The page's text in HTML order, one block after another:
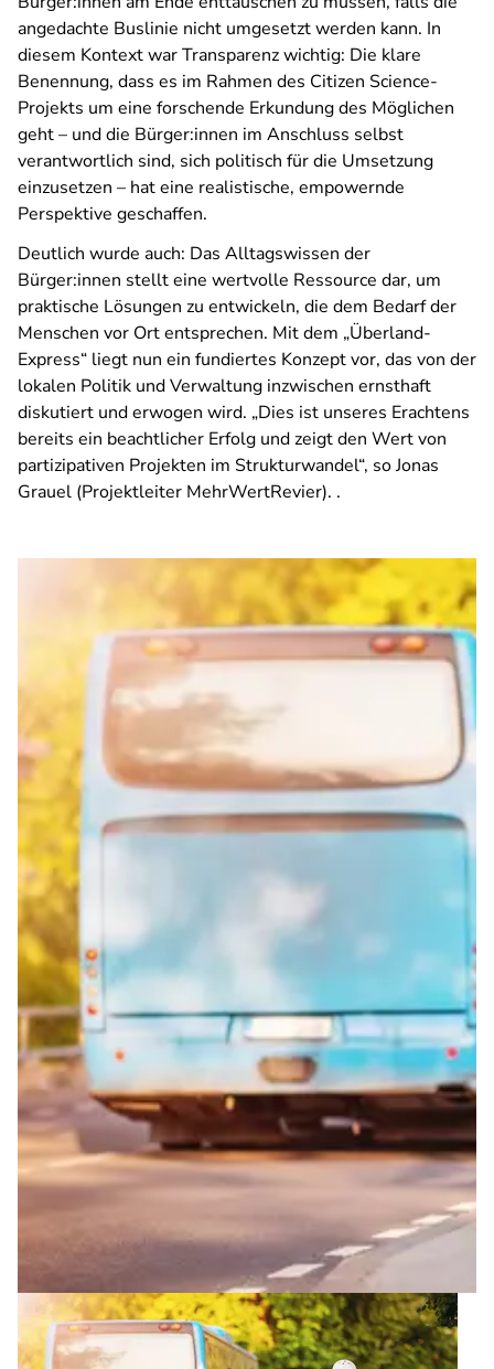
angedachte Buslinie nicht umgesetzt werden kann. In
diesem Kontext war Transparenz wichtig: Die klare
Benennung, dass es im Rahmen des Citizen Science-
Projekts um eine forschende Erkundung des Möglichen
geht – und die Bürger:innen im Anschluss selbst
verantwortlich sind, sich politisch für die Umsetzung
einzusetzen – hat eine realistische, empowernde
Perspektive geschaffen.
Deutlich wurde auch: Das Alltagswissen der
Bürger:innen stellt eine wertvolle Ressource dar, um
praktische Lösungen zu entwickeln, die dem Bedarf der
Menschen vor Ort entsprechen. Mit dem „Überland-
Express“ liegt nun ein fundiertes Konzept vor, das von der
lokalen Politik und Verwaltung inzwischen ernsthaft
diskutiert und erwogen wird. „Dies ist unseres Erachtens
bereits ein beachtlicher Erfolg und zeigt den Wert von
partizipativen Projekten im Strukturwandel“, so Jonas
Grauel (Projektleiter MehrWertRevier). .